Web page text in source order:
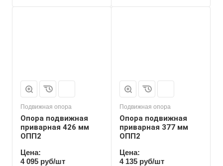
Подвижная опора
Опора подвижная
приварная 426 мм
ОПП2
Цена:
4 095 руб/шт
Подвижная опора
Опора подвижная
приварная 377 мм
ОПП2
Цена:
4 135 руб/шт